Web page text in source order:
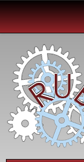
navigation